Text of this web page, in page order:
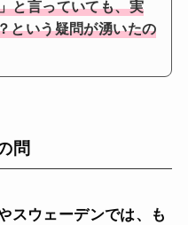
と言っていても、実
という疑問が湧いたの
問
スウェーデンでは、も